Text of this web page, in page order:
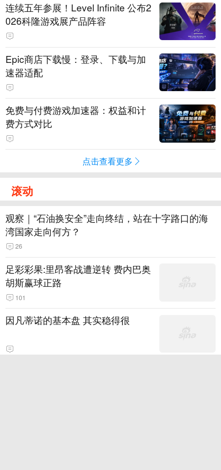
连续五年参展！Level Infinite 公布2
026科隆游戏展产品阵容
Epic商店下载慢：登录、下载与加
速器适配
免费与付费游戏加速器：权益和计
费方式对比
点击查看更多
滚动
观察｜“石油换安全”走向终结，站在十字路口的海
湾国家走向何方？
26
足彩彩果:里昂客战遭逆转 费内巴奥
胡斯赢球正路
101
因凡蒂诺的基本盘 其实稳得很